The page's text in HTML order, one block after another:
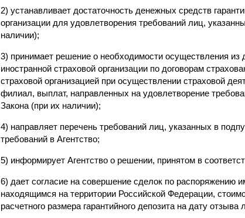
2) устанавливает достаточность денежных средств
организации для удовлетворения требований лиц,
наличии);
3) принимает решение о необходимости осуществления из
иностранной страховой организации по договорам
страховой организацией при осуществлении страховой
филиал, выплат, направленных на удовлетворение
Закона (при их наличии);
4) направляет перечень требований лиц, указанных в
требований в Агентство;
5) информирует Агентство о решении, принятом в
6) дает согласие на совершение сделок по распоряжению
находящимся на территории Российской Федерации,
расчетного размера гарантийного депозита на дату